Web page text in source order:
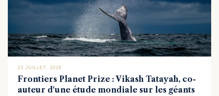
23 JUILLET, 2026
Frontiers Planet Prize : Vikash Tatayah, co-
auteur d'une étude mondiale sur les géants